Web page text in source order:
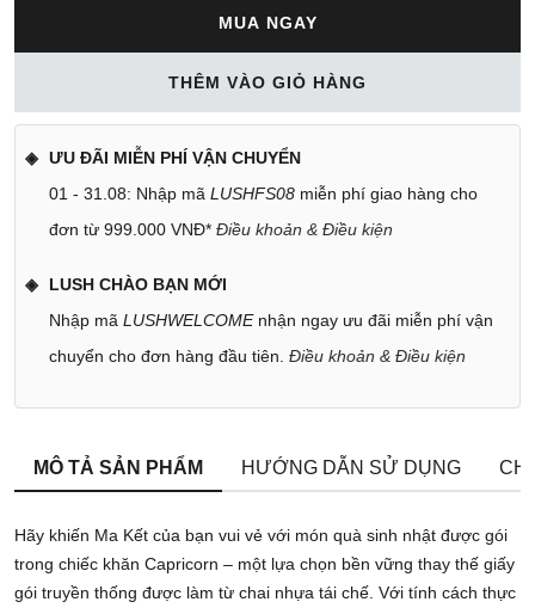
MUA NGAY
THÊM VÀO GIỎ HÀNG
ƯU ĐÃI MIỄN PHÍ VẬN CHUYỂN
01 - 31.08: Nhập mã LUSHFS08 miễn phí giao hàng cho
đơn từ 999.000 VNĐ* Điều khoản & Điều kiện
LUSH CHÀO BẠN MỚI
Nhập mã LUSHWELCOMEnhận ngay ưu đãi miễn phí vận
chuyển cho đơn hàng đầu tiên. Điều khoản & Điều kiện
MÔ TẢ SẢN PHẨM HƯỚNG DẪN SỬ DỤNG
Hãy khiến Ma Kết của bạn vui vẻ với món quà sinh nhật được gói
trong chiếc khăn Capricorn – một lựa chọn bền vững thay thế giấy
gói truyền thống được làm từ chai nhựa tái chế. Với tính cách thực